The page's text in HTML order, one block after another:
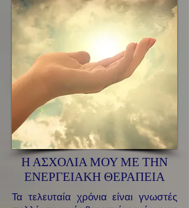
Η ΑΣΧΟΛΙΑ ΜΟΥ ΜΕ ΤΗΝ
ΕΝΕΡΓΕΙΑΚΗ ΘΕΡΑΠΕΙΑ
Τα τελευταία χρόνια είναι γνωστές